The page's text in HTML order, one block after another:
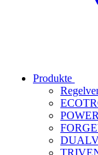
Produkte